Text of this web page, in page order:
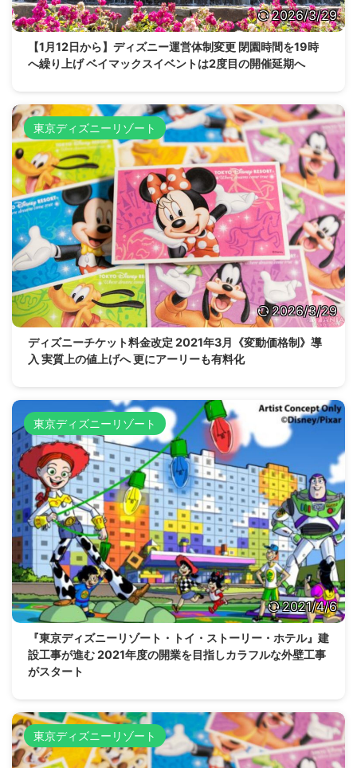
2026/3/29
【1月12日から】ディズニー運営体制変更 閉園時間を19時
へ繰り上げ ベイマックスイベントは2度目の開催延期へ
東京ディズニーリゾート
2026/3/29
ディズニーチケット料金改定 2021年3月《変動価格制》導
入 実質上の値上げへ 更にアーリーも有料化
東京ディズニーリゾート
2021/4/6
『東京ディズニーリゾート・トイ・ストーリー・ホテル』建
設工事が進む 2021年度の開業を目指しカラフルな外壁工事
がスタート
東京ディズニーリゾート